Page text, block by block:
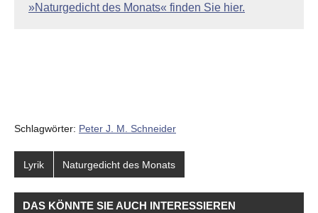
»Naturgedicht des Monats« finden Sie hier.
Schlagwörter: Peter J. M. Schneider
Lyrik Naturgedicht des Monats
DAS KÖNNTE SIE AUCH INTERESSIEREN